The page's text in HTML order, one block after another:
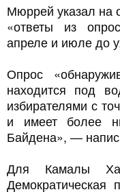
Мюррей указал на
«ответы из
апреле и июле до
Опрос
находится под
избирателями с
и имеет более
Байдена», —
Для Камалы